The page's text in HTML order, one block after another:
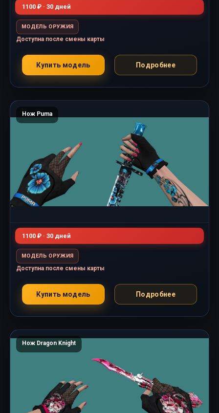
1100 ₽ · 30 дней
МОДЕЛЬ ОРУЖИЯ
Доступна после смены карты
Купить модель Подробнее
Нож Puma
1100 ₽ · 30 дней
МОДЕЛЬ ОРУЖИЯ
Доступна после смены карты
Купить модель Подробнее
Нож Dragon Knight